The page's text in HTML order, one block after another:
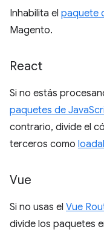
Inhabilita el paquete
Magento.
React
Si no estás
paquetes de
contrario, divide el
terceros como
Vue
Si no usas el Vue
divide los paquetes